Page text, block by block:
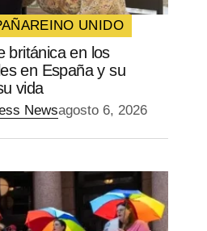
REINO UNIDO
británica en los
en España y su
vida
Newsagosto 6, 2026